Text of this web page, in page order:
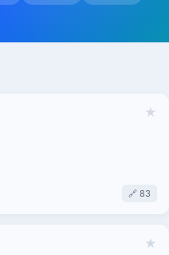
★
🔗 83
★